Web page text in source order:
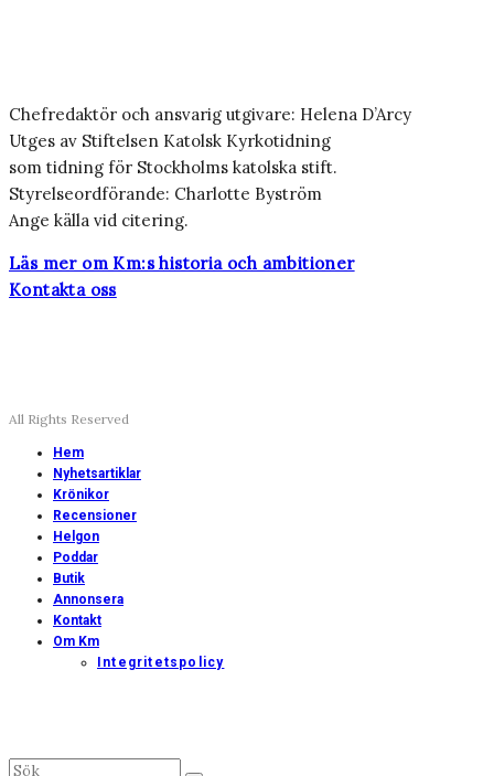
Chefredaktör och ansvarig utgivare: Helena D’Arcy
Utges av Stiftelsen Katolsk Kyrkotidning
som tidning för Stockholms katolska stift.
Styrelseordförande: Charlotte Byström
Ange källa vid citering.
Läs mer om Km:s historia och ambitioner
Kontakta oss
All Rights Reserved
Hem
Nyhetsartiklar
Krönikor
Recensioner
Helgon
Poddar
Butik
Annonsera
Kontakt
Om Km
Integritetspolicy